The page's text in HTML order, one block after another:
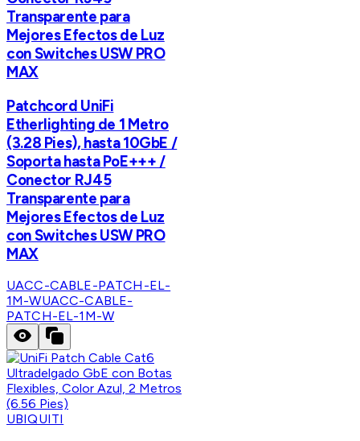
Transparente para
Mejores Efectos de Luz
con Switches USW PRO
MAX
Patchcord UniFi
Etherlighting de 1 Metro
(3.28 Pies), hasta 10GbE /
Soporta hasta PoE+++ /
Conector RJ45
Transparente para
Mejores Efectos de Luz
con Switches USW PRO
MAX
UACC-CABLE-PATCH-EL-
1M-WUACC-CABLE-
PATCH-EL-1M-W
UBIQUITI